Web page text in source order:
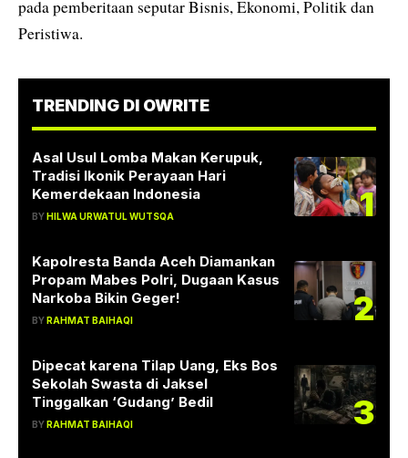
pada pemberitaan seputar Bisnis, Ekonomi, Politik dan
Peristiwa.
TRENDING DI OWRITE
Asal Usul Lomba Makan Kerupuk,
Tradisi Ikonik Perayaan Hari
Kemerdekaan Indonesia
BYHILWA URWATUL WUTSQA 1
Kapolresta Banda Aceh Diamankan
Propam Mabes Polri, Dugaan Kasus
Narkoba Bikin Geger!
BYRAHMAT BAIHAQI 2
Dipecat karena Tilap Uang, Eks Bos
Sekolah Swasta di Jaksel
Tinggalkan ‘Gudang’ Bedil
BYRAHMAT BAIHAQI 3